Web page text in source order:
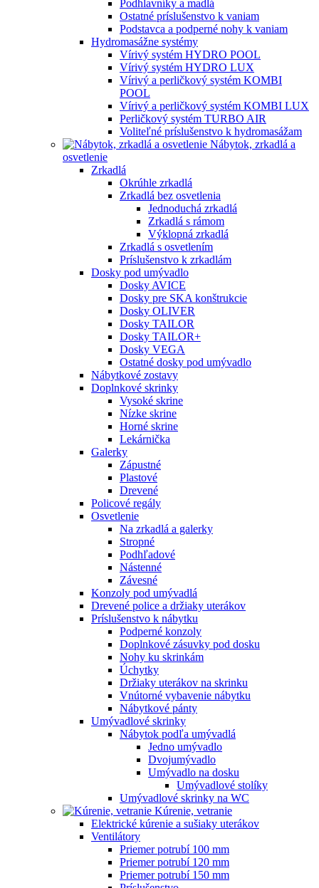
Podhlavníky a madlá
Ostatné príslušenstvo k vaniam
Podstavca a podperné nohy k vaniam
Hydromasážne systémy
Vírivý systém HYDRO POOL
Vírivý systém HYDRO LUX
Vírivý a perličkový systém KOMBI
POOL
Vírivý a perličkový systém KOMBI LUX
Perličkový systém TURBO AIR
Voliteľné príslušenstvo k hydromasážam
Nábytok, zrkadlá a
osvetlenie
Zrkadlá
Okrúhle zrkadlá
Zrkadlá bez osvetlenia
Jednoduchá zrkadlá
Zrkadlá s rámom
Výklopná zrkadlá
Zrkadlá s osvetlením
Príslušenstvo k zrkadlám
Dosky pod umývadlo
Dosky AVICE
Dosky pre SKA konštrukcie
Dosky OLIVER
Dosky TAILOR
Dosky TAILOR+
Dosky VEGA
Ostatné dosky pod umývadlo
Nábytkové zostavy
Doplnkové skrinky
Vysoké skrine
Nízke skrine
Horné skrine
Lekárnička
Galerky
Zápustné
Plastové
Drevené
Policové regály
Osvetlenie
Na zrkadlá a galerky
Stropné
Podhľadové
Nástenné
Závesné
Konzoly pod umývadlá
Drevené police a držiaky uterákov
Príslušenstvo k nábytku
Podperné konzoly
Doplnkové zásuvky pod dosku
Nohy ku skrinkám
Úchytky
Držiaky uterákov na skrinku
Vnútorné vybavenie nábytku
Nábytkové pánty
Umývadlové skrinky
Nábytok podľa umývadlá
Jedno umývadlo
Dvojumývadlo
Umývadlo na dosku
Umývadlové stolíky
Umývadlové skrinky na WC
Kúrenie, vetranie
Elektrické kúrenie a sušiaky uterákov
Ventilátory
Priemer potrubí 100 mm
Priemer potrubí 120 mm
Priemer potrubí 150 mm